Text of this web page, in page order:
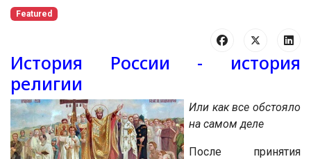
Featured
История России - история
религии
Или как все обстояло
на самом деле
После принятия